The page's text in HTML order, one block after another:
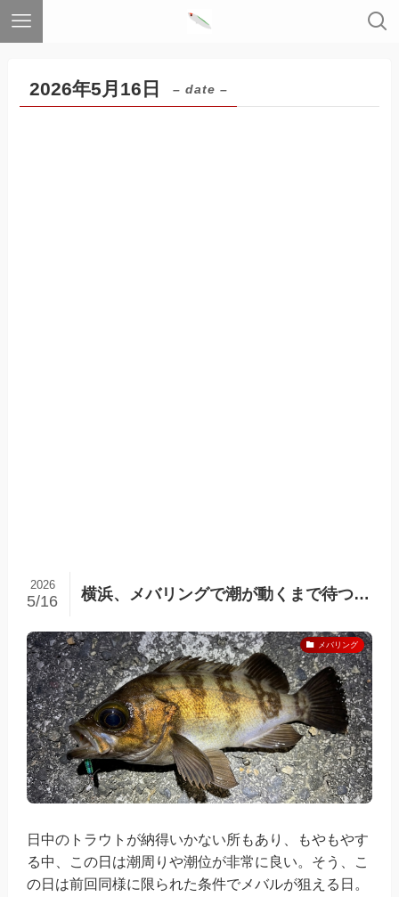
2026年5月16日 – date –
横浜、メバリングで潮が動くまで待つ…
2026
5/16
メバリング
日中のトラウトが納得いかない所もあり、もやもやす
る中、この日は潮周りや潮位が非常に良い。そう、こ
の日は前回同様に限られた条件でメバルが狙える日。